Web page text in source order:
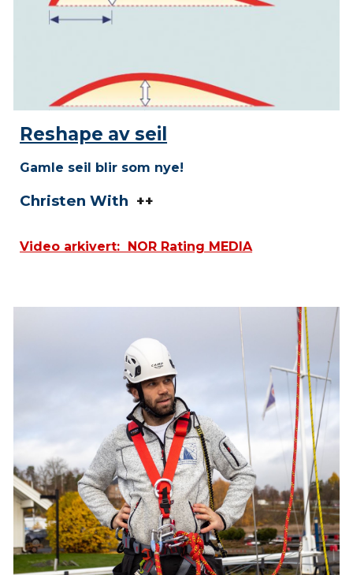
Reshape av seil
Gamle seil blir som nye!
Christen With ++
Video arkivert: NOR Rating MEDIA